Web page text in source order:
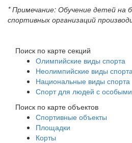
* Примечание: Обучение детей на
спортивных организаций
Поиск по карте секций
Олимпийские виды спорта
Неолимпийские виды спорта
Национальные виды спорта
Спорт для людей с
Поиск по карте объектов
Спортивные объекты
Площадки
Корты